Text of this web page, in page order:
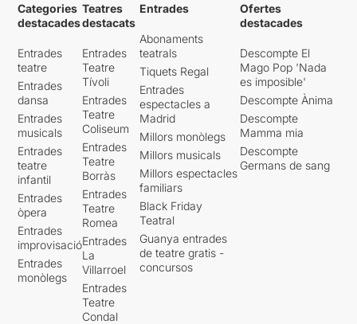
Categories
destacades
Entrades
teatre
Entrades
dansa
Entrades
musicals
Entrades
teatre
infantil
Entrades
òpera
Entrades
improvisació
Entrades
monòlegs
Teatres
destacats
Entrades
Teatre
Tívoli
Entrades
Teatre
Coliseum
Entrades
Teatre
Borràs
Entrades
Teatre
Romea
Entrades
La
Villarroel
Entrades
Teatre
Condal
Entrades
Abonaments
teatrals
Tiquets Regal
Entrades
espectacles a
Madrid
Millors monòlegs
Millors musicals
Millors espectacles
familiars
Black Friday
Teatral
Guanya entrades
de teatre gratis -
concursos
Ofertes
destacades
Descompte El
Mago Pop 'Nada
es imposible'
Descompte Ànima
Descompte
Mamma mia
Descompte
Germans de sang